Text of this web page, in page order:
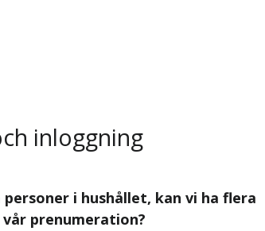
inloggning
i hushållet, kan vi ha flera
prenumeration?